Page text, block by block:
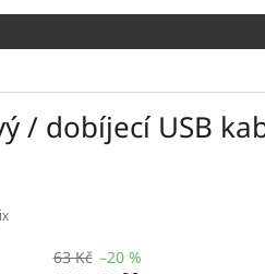
/ dobíjecí USB
63 Kč –20 %